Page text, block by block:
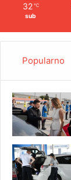
32 ℃
sub
Popularno